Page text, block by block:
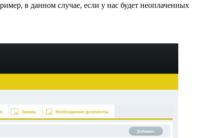
в данном случае, если у нас будет неоплаченных